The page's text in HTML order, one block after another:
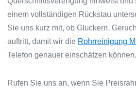
einem vollständigen Rückstau
Sie uns kurz mit, ob Gluckern,
auftritt, damit wir die Rohrreinigung
Telefon genauer einschätzen können.
Rufen Sie uns an, wenn Sie